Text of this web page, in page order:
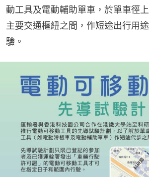
動工具及電動輔助單車，於單車徑
主要交通樞紐之間，作短途出行用
驗。